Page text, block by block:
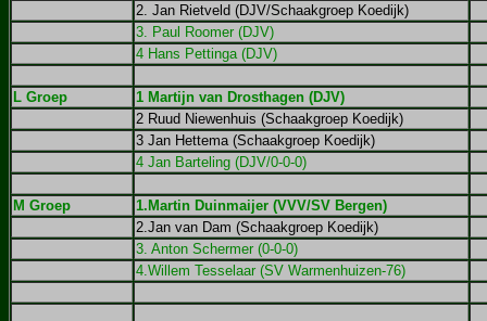
2. Jan Rietveld (DJV/Schaakgroep Koedijk)
3. Paul Roomer (DJV)
4 Hans Pettinga (DJV)
L Groep
1 Martijn van Drosthagen (DJV)
2 Ruud Niewenhuis (Schaakgroep Koedijk)
3 Jan Hettema (Schaakgroep Koedijk)
4 Jan Barteling (DJV/0-0-0)
M Groep
1.Martin Duinmaijer (VVV/SV Bergen)
2.Jan van Dam (Schaakgroep Koedijk)
3. Anton Schermer (0-0-0)
4.Willem Tesselaar (SV Warmenhuizen-76)